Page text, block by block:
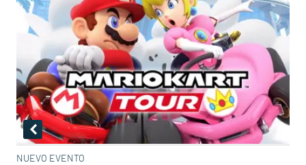
NUEVO EVENTO